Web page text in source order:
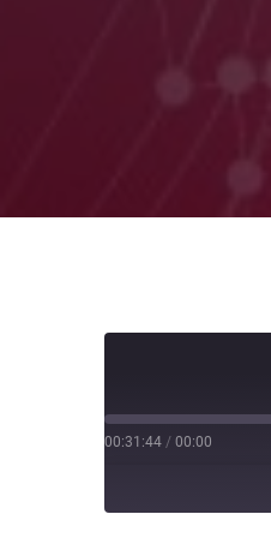
00:00
/
00:31:44